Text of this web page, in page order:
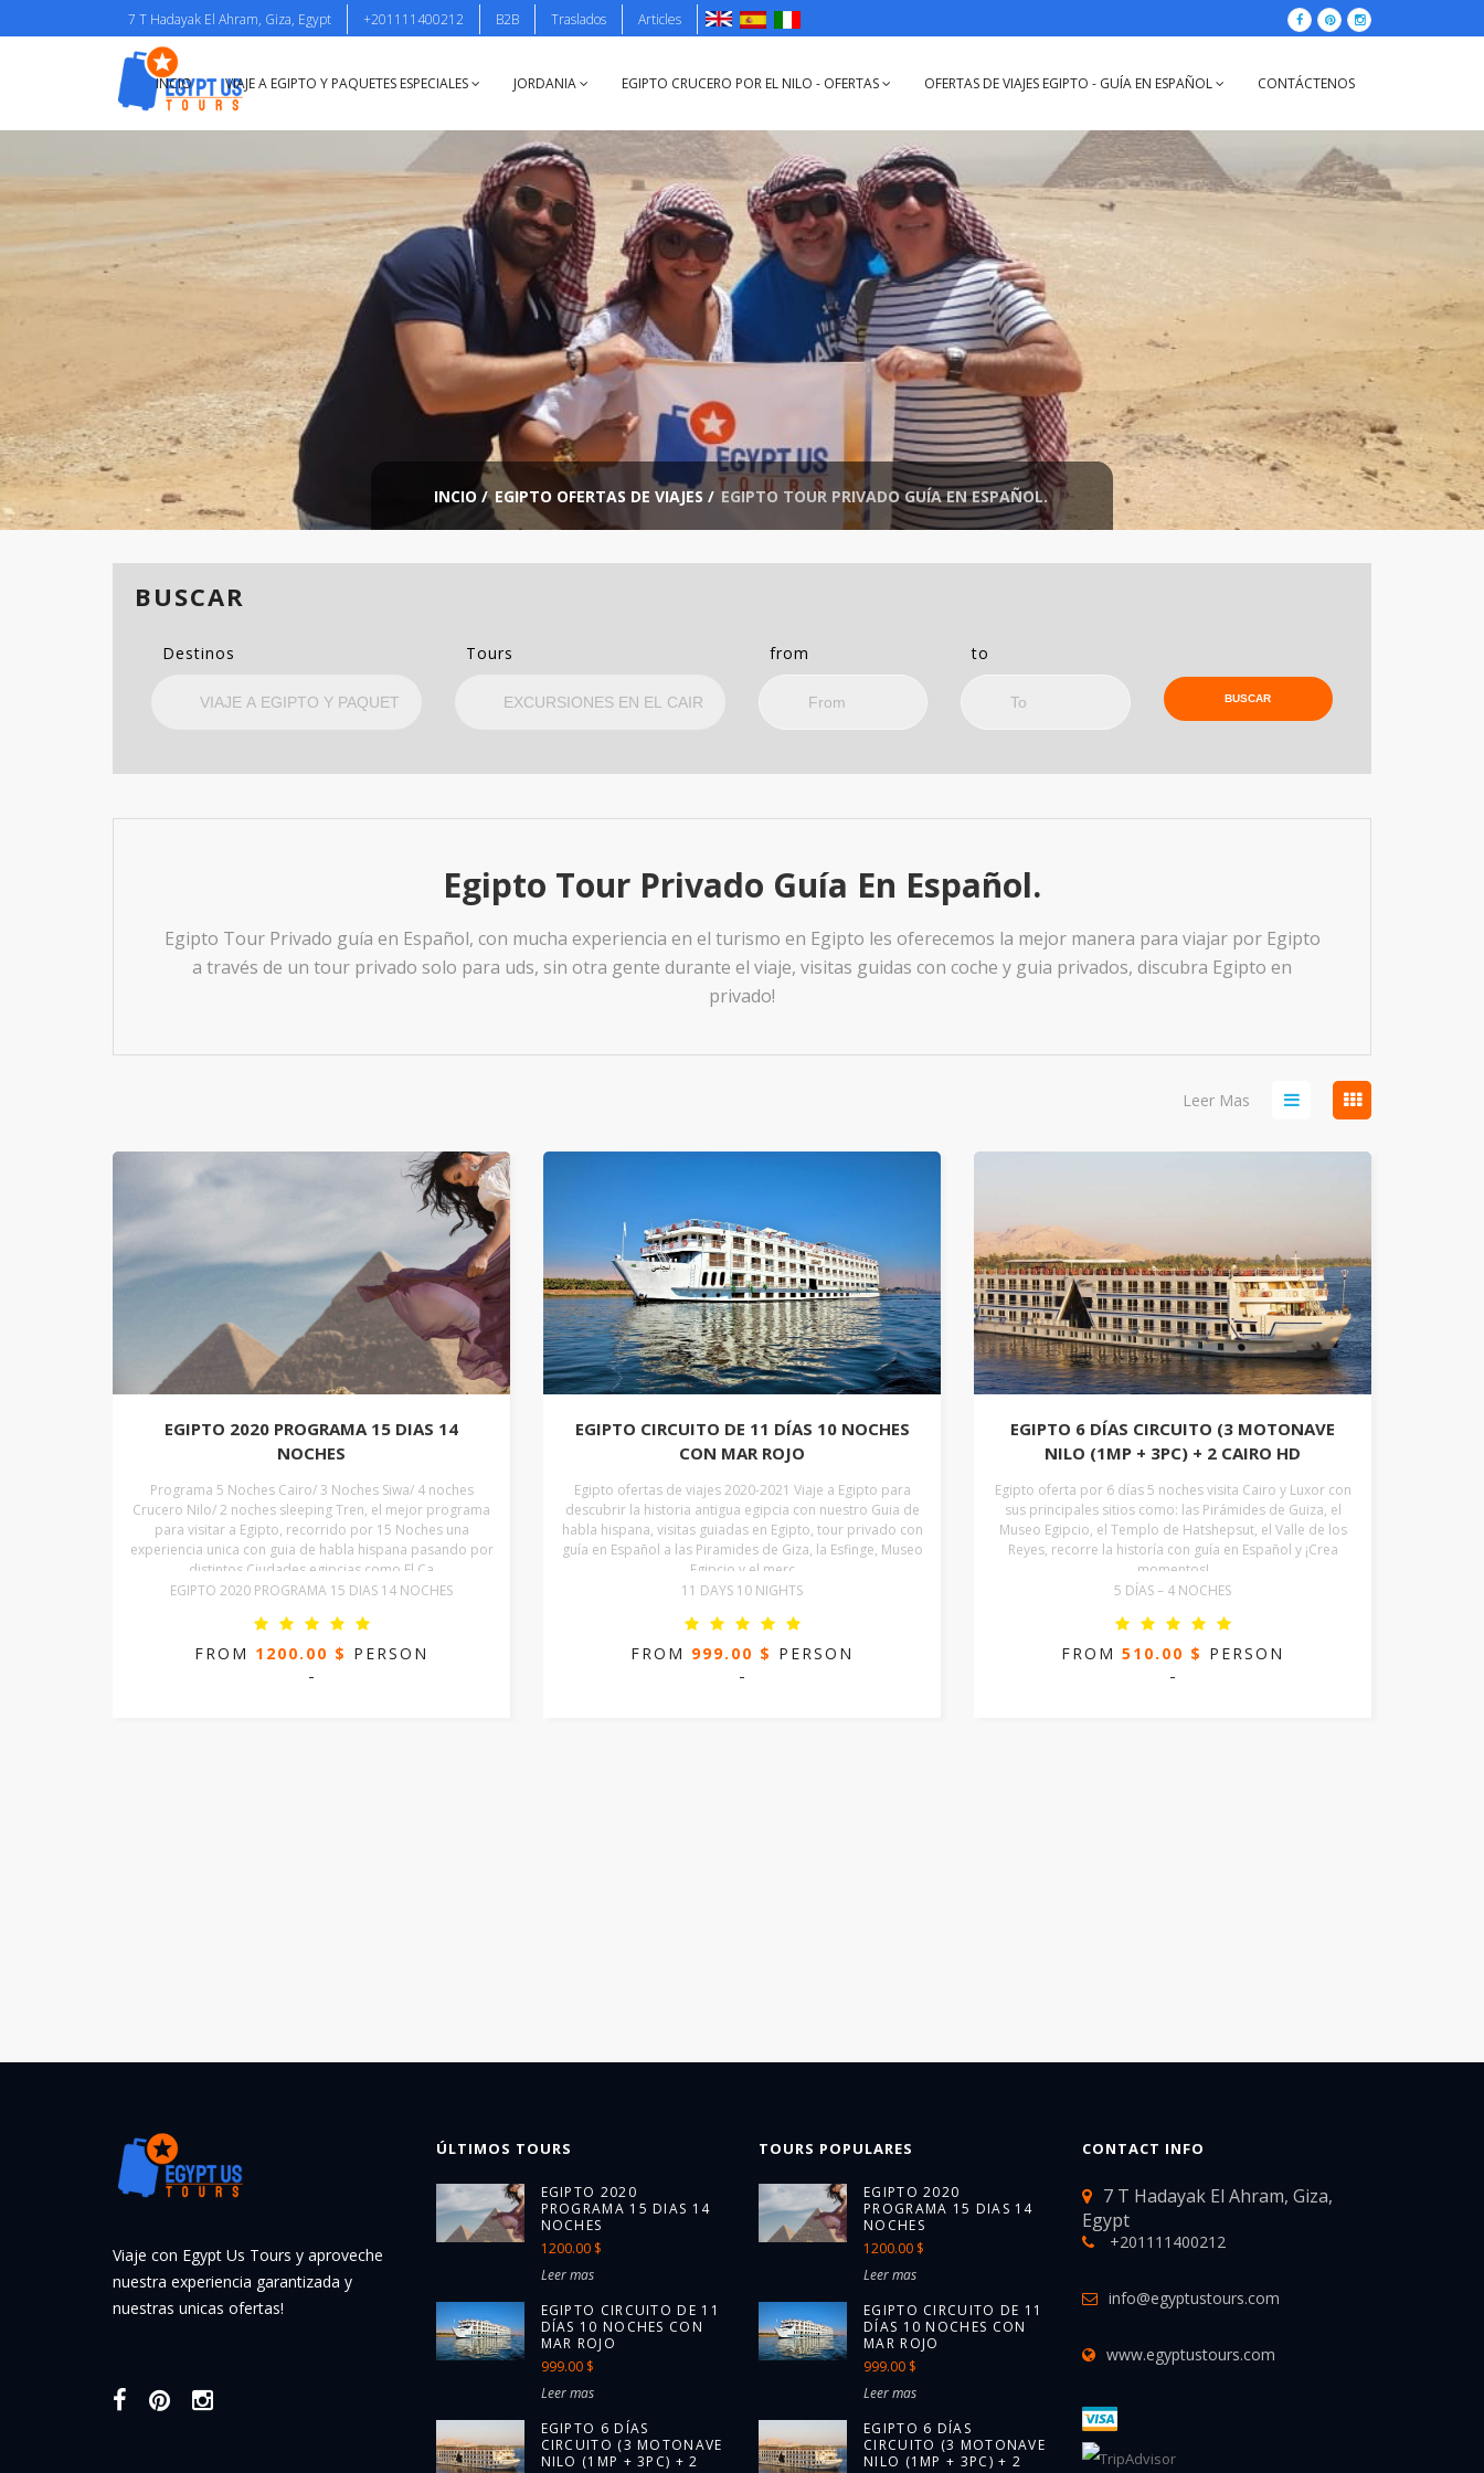
7 T Hadayak El Ahram, Giza, Egypt +201111400212 B2B Traslados Articles
INCIO VIAJE A EGIPTO Y PAQUETES ESPECIALES JORDANIA EGIPTO CRUCERO POR EL NILO - OFERTAS OFERTAS DE VIAJES EGIPTO - GUÍA EN ESPAÑOL CONTÁCTENOS
INCIO / EGIPTO OFERTAS DE VIAJES / EGIPTO TOUR PRIVADO GUÍA EN ESPAÑOL.
BUSCAR
Destinos Tours from to
Egipto Tour Privado Guía En Español.
Egipto Tour Privado guía en Español, con mucha experiencia en el turismo en Egipto les oferecemos la mejor manera para viajar por Egipto
a través de un tour privado solo para uds, sin otra gente durante el viaje, visitas guidas con coche y guia privados, discubra Egipto en
privado!
Leer Mas
EGIPTO 2020 PROGRAMA 15 DIAS 14
NOCHES
Programa 5 Noches Cairo/ 3 Noches Siwa/ 4 noches
Crucero Nilo/ 2 noches sleeping Tren, el mejor programa
para visitar a Egipto, recorrido por 15 Noches una
experiencia unica con guia de habla hispana pasando por
distintos Ciudades egipcias como El Ca
EGIPTO 2020 PROGRAMA 15 DIAS 14 NOCHES
FROM 1200.00 $ PERSON
-
EGIPTO CIRCUITO DE 11 DÍAS 10 NOCHES
CON MAR ROJO
Egipto ofertas de viajes 2020-2021 Viaje a Egipto para
descubrir la historia antigua egipcia con nuestro Guia de
habla hispana, visitas guiadas en Egipto, tour privado con
guía en Español a las Piramides de Giza, la Esfinge, Museo
Egipcio y el merc
11 DAYS 10 NIGHTS
FROM 999.00 $ PERSON
-
EGIPTO 6 DÍAS CIRCUITO (3 MOTONAVE
NILO (1MP + 3PC) + 2 CAIRO HD
Egipto oferta por 6 días 5 noches visita Cairo y Luxor con
sus principales sitios como: las Pirámides de Guiza, el
Museo Egipcio, el Templo de Hatshepsut, el Valle de los
Reyes, recorre la historía con guía en Español y ¡Crea
momentos!
5 DÍAS – 4 NOCHES
FROM 510.00 $ PERSON
-
Viaje con Egypt Us Tours y aproveche
nuestra experiencia garantizada y
nuestras unicas ofertas!
ÚLTIMOS TOURS
EGIPTO 2020
PROGRAMA 15 DIAS 14
NOCHES
1200.00 $
Leer mas
EGIPTO CIRCUITO DE 11
DÍAS 10 NOCHES CON
MAR ROJO
999.00 $
Leer mas
EGIPTO 6 DÍAS
CIRCUITO (3 MOTONAVE
NILO (1MP + 3PC) + 2
TOURS POPULARES
EGIPTO 2020
PROGRAMA 15 DIAS 14
NOCHES
1200.00 $
Leer mas
EGIPTO CIRCUITO DE 11
DÍAS 10 NOCHES CON
MAR ROJO
999.00 $
Leer mas
EGIPTO 6 DÍAS
CIRCUITO (3 MOTONAVE
NILO (1MP + 3PC) + 2
CONTACT INFO
7 T Hadayak El Ahram, Giza,
Egypt
+201111400212
info@egyptustours.com
www.egyptustours.com